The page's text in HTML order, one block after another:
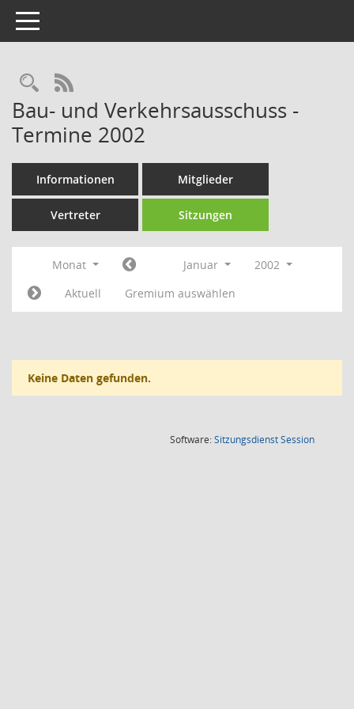
Toggle navigation
Rechercheauswahl
RSS-Feed
Bau- und Verkehrsausschuss -
Termine 2002
Informationen Mitglieder
Vertreter Sitzungen
Monat Januar
2002
Aktuell
Gremium auswählen
Keine Daten gefunden.
Software:SitzungsdienstSession(Wird in